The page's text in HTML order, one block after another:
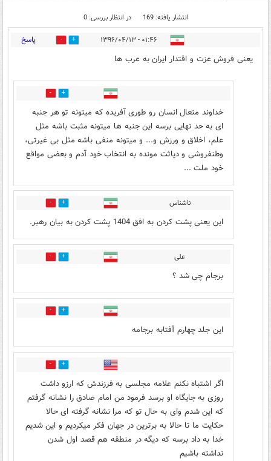
انتشار یافته: 169 در انتظار بررسی: 0
۰۱:۴۶ - ۱۳۹۶/۰۴/۱۳ 216 پاسخ
یعنی فروش عزت و اقتدار ایران به عرب ها
81
خداوند متعال انسان رو طوری آفریده که میتونه تو هر جنبه
ای به حد نهایی برسه این جنبه ها میتونه مثبت باشه مثل
علم، اخلاق و ورزش و... و میتونه منفی باشه مثل بی غیرتی،
وطنفروشی و دیاثت مونده به انتخاب خود آدم و بعضی مواقع
خود ملت ...
ناشناس 111
این یعنی پشت کردن به افق 1404 پشت کردن به بیان رهبر.
علی 93
برجام چی شد ؟
66
این جلد چهارم آفتابه برجامه
52
اگر اشتباه نکنم علامه مجلسی به فرزندش که ارزو داشت
روزی به جایگاه او برسد فرمود من امام صادق را نشانه گرفتم
که این شدم وای به حال تو که مرا نشانه گرفته ای حالا
حکایت ما تا حالا به برترین در جهان فکر میکردیم و این شدیم
خدا به داد برسه که دیگه در منطقه هم قصد اول شدن
نداشته باشیم